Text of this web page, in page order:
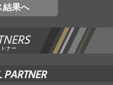
結果へ
ナー